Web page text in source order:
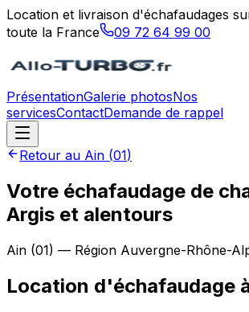
Location et livraison d'échafaudages
toute la France
09 72 64 99 00
PrésentationGalerie photosNos
servicesContactDemande de rappel
Retour au Ain (01)
Votre échafaudage de
Argis et alentours
Ain (01) — Région Auvergne-Rhône-
Location d'échafaudage